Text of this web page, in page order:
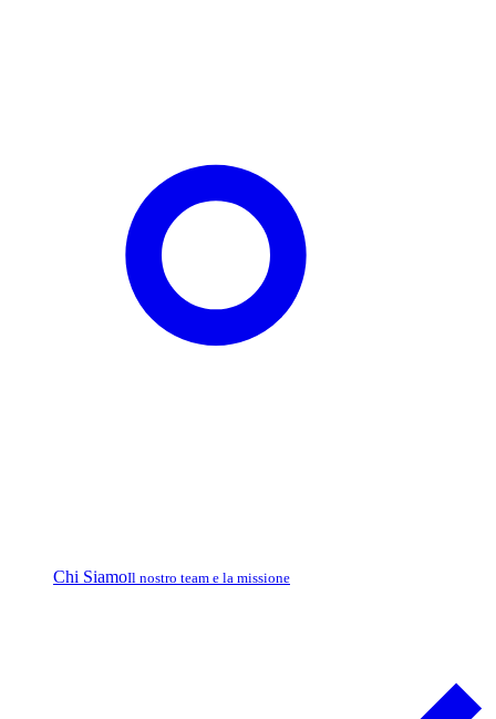
Chi SiamoIl nostro team e la missione